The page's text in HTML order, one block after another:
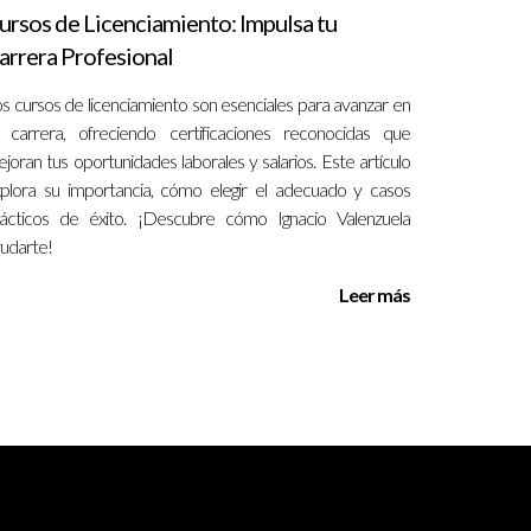
a las necesidades de sus clientes de
de trabajo inspirador, logrando atraer
un ambiente positivo atrae y retiene a los
misión de la empresa. Crear un ambiente
que pueden transformar la experiencia
de Licenciamiento: Impulsa tu
Profesional
cursos de licenciamiento son esenciales para avanzar en
ofreciendo certificaciones reconocidas que
tus oportunidades laborales y salarios. Este artículo
su importancia, cómo elegir el adecuado y casos
de éxito. ¡Descubre cómo Ignacio Valenzuela
Leer más